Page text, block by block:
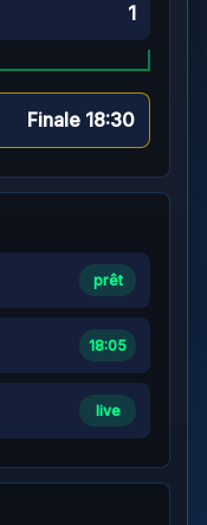
1
Finale 18:30
prêt
18:05
live